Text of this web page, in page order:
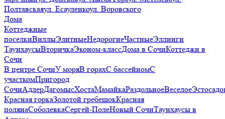
Полтавскаяул. Есауленкоул. Воровского
Дома
Коттеджные
поселкиВиллыЭлитныеНедорогиеЧастныеЭллинги
ТаунхаусыВторичкаЭконом-классДома в СочиКоттеджи в
Сочи
В центре СочиУ моряВ горахС бассейномС
участкомПригород
СочиАдлерДагомысХостаМамайкаРаздольноеВеселое
Красная горкаЗолотой гребешокКрасная
полянаСоболевкаСергей-ПолеНовый СочиТаунхаусы в